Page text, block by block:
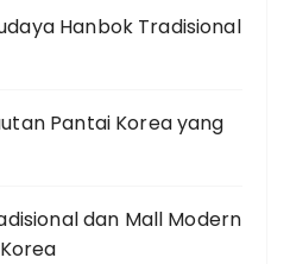
Hanbok Tradisional
Pantai Korea yang
dan Mall Modern